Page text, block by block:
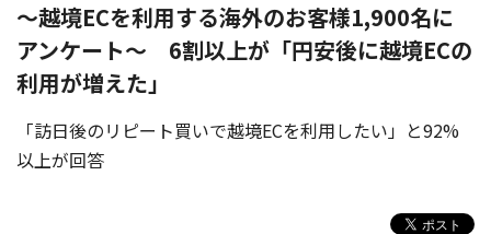
採用情報
～越境ECを利用する海外のお客様1,900名に
アンケート～ 6割以上が「円安後に越境ECの
利用が増えた」
「訪日後のリピート買いで越境ECを利用したい」と92%
以上が回答